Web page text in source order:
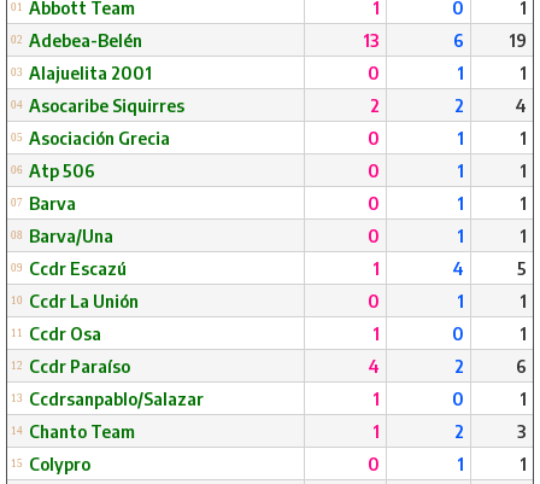
01 Abbott Team 1 0 1
02 Adebea-Belén 13 6 19
03 Alajuelita 2001 0 1 1
04 Asocaribe Siquirres 2 2 4
05 Asociación Grecia 0 1 1
06 Atp 506 0 1 1
07 Barva 0 1 1
08 Barva/Una 0 1 1
09 Ccdr Escazú 1 4 5
10 Ccdr La Unión 0 1 1
11 Ccdr Osa 1 0 1
12 Ccdr Paraíso 4 2 6
13 Ccdrsanpablo/Salazar 1 0 1
14 Chanto Team 1 2 3
15 Colypro 0 1 1